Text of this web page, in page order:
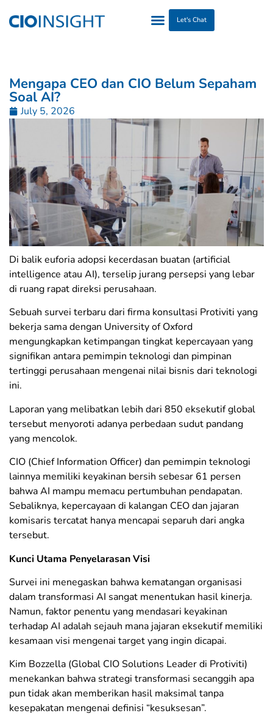
Let's Chat
Mengapa CEO dan CIO Belum Sepaham
Soal AI?
July 5, 2026
​Di balik euforia adopsi kecerdasan buatan (artificial
intelligence atau AI), terselip jurang persepsi yang lebar
di ruang rapat direksi perusahaan.
Sebuah survei terbaru dari firma konsultasi Protiviti yang
bekerja sama dengan University of Oxford
mengungkapkan ketimpangan tingkat kepercayaan yang
signifikan antara pemimpin teknologi dan pimpinan
tertinggi perusahaan mengenai nilai bisnis dari teknologi
ini.
​Laporan yang melibatkan lebih dari 850 eksekutif global
tersebut menyoroti adanya perbedaan sudut pandang
yang mencolok.
CIO (Chief Information Officer) dan pemimpin teknologi
lainnya memiliki keyakinan bersih sebesar 61 persen
bahwa AI mampu memacu pertumbuhan pendapatan.
Sebaliknya, kepercayaan di kalangan CEO dan jajaran
komisaris tercatat hanya mencapai separuh dari angka
tersebut.
​Kunci Utama Penyelarasan Visi
​Survei ini menegaskan bahwa kematangan organisasi
dalam transformasi AI sangat menentukan hasil kinerja.
Namun, faktor penentu yang mendasari keyakinan
terhadap AI adalah sejauh mana jajaran eksekutif memiliki
kesamaan visi mengenai target yang ingin dicapai.
​Kim Bozzella (Global CIO Solutions Leader di Protiviti)
menekankan bahwa strategi transformasi secanggih apa
pun tidak akan memberikan hasil maksimal tanpa
kesepakatan mengenai definisi “kesuksesan”.